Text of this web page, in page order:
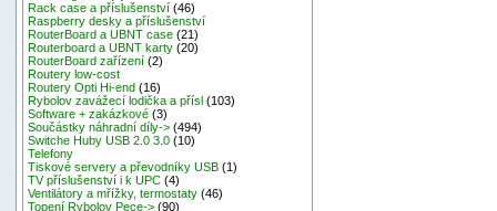
Rack case a příslušenství (46)
Raspberry desky a příslušenství
RouterBoard a UBNT case (21)
Routerboard a UBNT karty (20)
RouterBoard zařízení (2)
Routery low-cost
Routery Opti Hi-end (16)
Rybolov zavážecí lodička a přísl (103)
Software + zakázkové (3)
Součástky náhradní díly-> (494)
Switche Huby USB 2.0 3.0 (10)
Telefony
Tiskové servery a převodníky USB (1)
TV příslušenství i k UPC (4)
Ventilátory a mřížky, termostaty (46)
Topení Rybolov Pece-> (90)